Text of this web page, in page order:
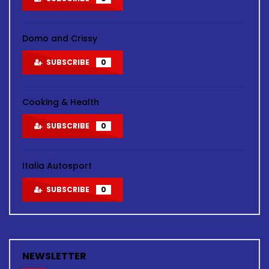
Domo and Crissy
SUBSCRIBE 0
Cooking & Health
SUBSCRIBE 0
Italia Autosport
SUBSCRIBE 0
NEWSLETTER